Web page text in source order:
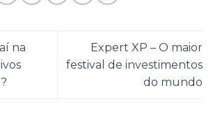
na
Expert XP – O maior
festival de investimentos
do mundo